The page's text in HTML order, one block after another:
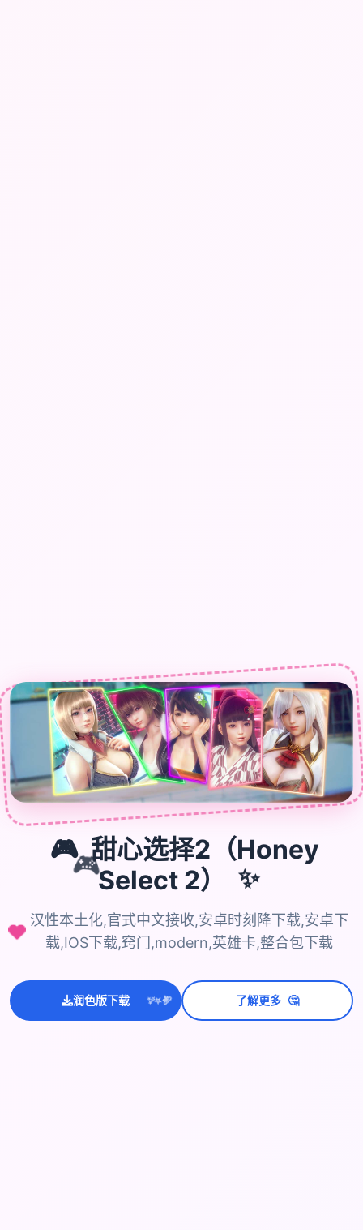
🎮
🎮 甜心选择2（Honey
Select 2）
✨
汉性本土化,官式中文接收,安卓时刻降下载,安卓下
载,IOS下载,窍门,modern,英雄卡,整合包下载
润色版下载 ✨
⭐💫 了解更多 🤔